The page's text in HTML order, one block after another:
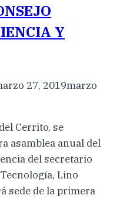
Y
27, 2019marzo
Cerrito, se
asamblea anual del
del secretario
Lino
sede de la primera